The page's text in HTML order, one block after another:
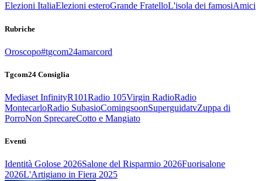
Elezioni ItaliaElezioni esteroGrande FratelloL'isola dei famosiAmici
Rubriche
Oroscopo#tgcom24amarcord
Tgcom24 Consiglia
Mediaset InfinityR101Radio 105Virgin RadioRadio
MontecarloRadio SubasioComingsoonSuperguidatvZuppa di
PorroNon SprecareCotto e Mangiato
Eventi
Identità Golose 2026Salone del Risparmio 2026Fuorisalone
2026L'Artigiano in Fiera 2025